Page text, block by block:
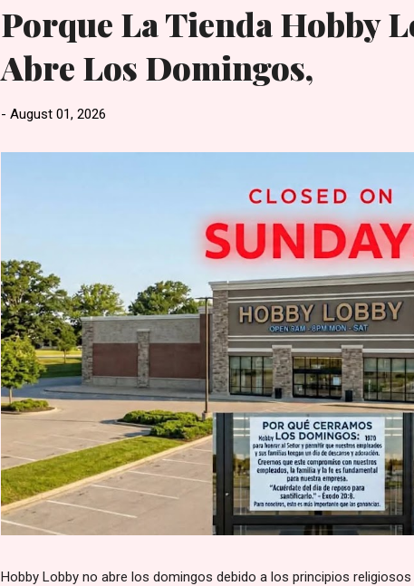
Porque La Tienda Hobby
Abre Los Domingos,
- August 01, 2026
Hobby Lobby no abre los domingos debido a los principios